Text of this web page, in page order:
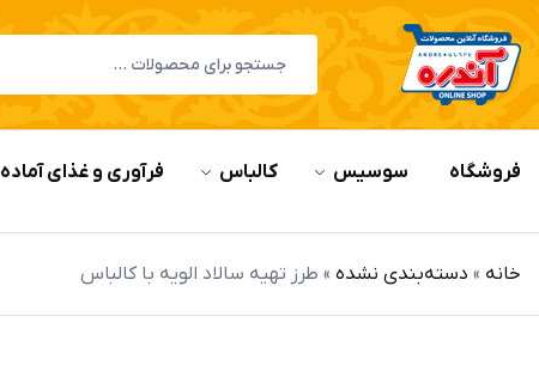
فروشگاه سوسیس کالباس فرآوری و غذای آماده
خانه » دسته‌بندی نشده » طرز تهیه سالاد الویه با کالباس